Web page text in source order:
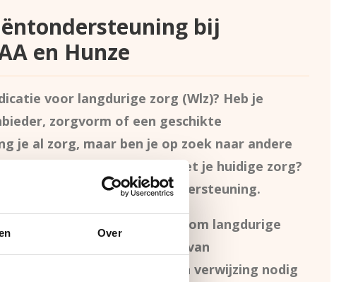
Over
bij
en Hunze
voor langdurige zorg (Wlz)? Heb je
zorgvorm of een geschikte
je al zorg, maar ben je op zoek naar andere
of ben je niet tevreden met je huidige zorg?
en onafhankelijke cliëntondersteuning.
het maken van keuzes rondom langdurige
is altijd onafhankelijk van
zorgkantoor, en je hebt geen verwijzing nodig